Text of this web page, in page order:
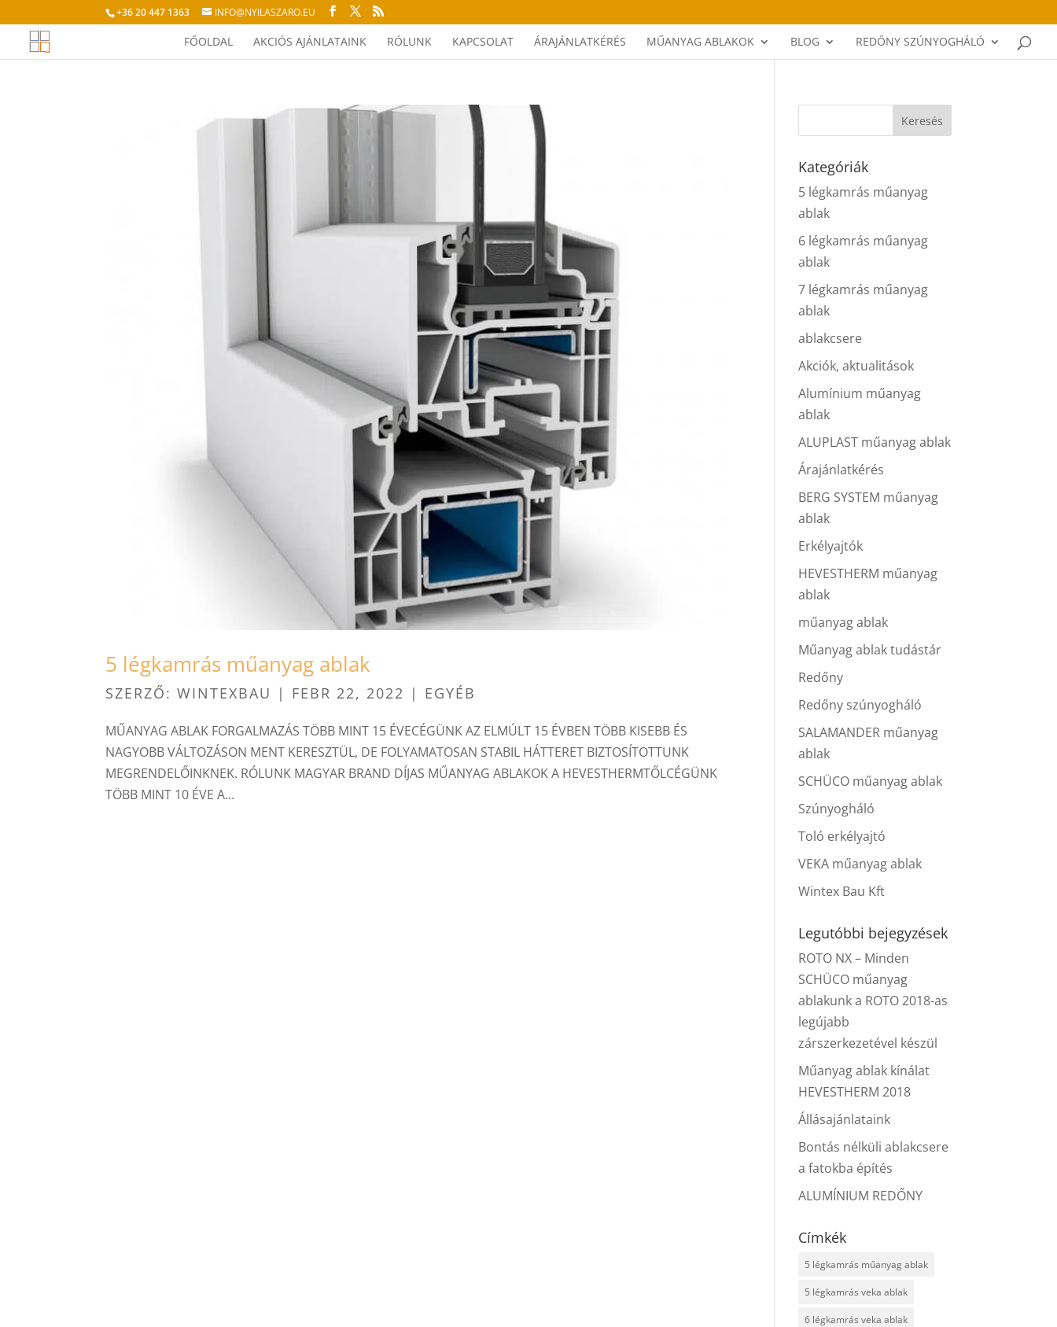
+36 20 447 1363 INFO@NYILASZARO.EU
FŐOLDAL AKCIÓS AJÁNLATAINK RÓLUNK KAPCSOLAT ÁRAJÁNLATKÉRÉS MŰANYAG ABLAKOK BLOG REDŐNY SZÚNYOGHÁLÓ
5 légkamrás műanyag ablak
SZERZŐ:WINTEXBAU | FEBR 22, 2022 | EGYÉB
MŰANYAG ABLAK FORGALMAZÁS TÖBB MINT 15 ÉVECÉGÜNK AZ ELMÚLT 15 ÉVBEN TÖBB KISEBB ÉS
NAGYOBB VÁLTOZÁSON MENT KERESZTÜL, DE FOLYAMATOSAN STABIL HÁTTERET BIZTOSÍTOTTUNK
MEGRENDELŐINKNEK. RÓLUNK MAGYAR BRAND DÍJAS MŰANYAG ABLAKOK A HEVESTHERMTŐLCÉGÜNK
TÖBB MINT 10 ÉVE A...
Kategóriák
5 légkamrás műanyag
ablak
6 légkamrás műanyag
ablak
7 légkamrás műanyag
ablak
ablakcsere
Akciók, aktualitások
Alumínium műanyag
ablak
ALUPLAST műanyag ablak
Árajánlatkérés
BERG SYSTEM műanyag
ablak
Erkélyajtók
HEVESTHERM műanyag
ablak
műanyag ablak
Műanyag ablak tudástár
Redőny
Redőny szúnyogháló
SALAMANDER műanyag
ablak
SCHÜCO műanyag ablak
Szúnyogháló
Toló erkélyajtó
VEKA műanyag ablak
Wintex Bau Kft
Legutóbbi bejegyzések
ROTO NX – Minden
SCHÜCO műanyag
ablakunk a ROTO 2018-as
legújabb
zárszerkezetével készül
Műanyag ablak kínálat
HEVESTHERM 2018
Állásajánlataink
Bontás nélküli ablakcsere
a fatokba építés
ALUMÍNIUM REDŐNY
Címkék
5 légkamrás műanyag ablak
5 légkamrás veka ablak
6 légkamrás veka ablak